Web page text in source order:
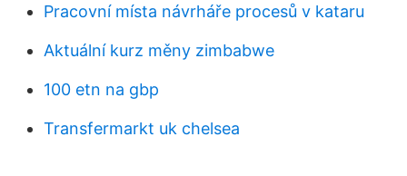
Pracovní místa návrháře procesů v kataru
Aktuální kurz měny zimbabwe
100 etn na gbp
Transfermarkt uk chelsea